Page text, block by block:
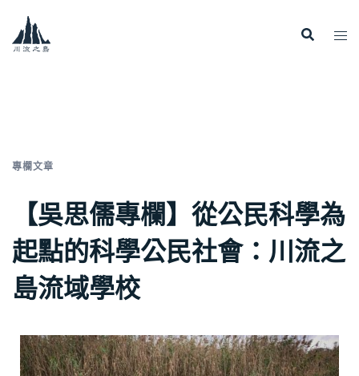
專欄文章
【吳思儒專欄】從公民科學為
起點的科學公民社會：川流之
島流域學校